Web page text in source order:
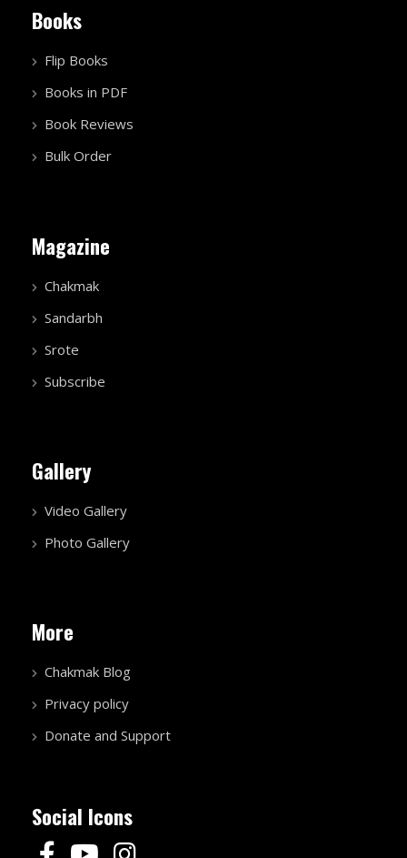
Books
Flip Books
Books in PDF
Book Reviews
Bulk Order
Magazine
Chakmak
Sandarbh
Srote
Subscribe
Gallery
Video Gallery
Photo Gallery
More
Chakmak Blog
Privacy policy
Donate and Support
Social Icons